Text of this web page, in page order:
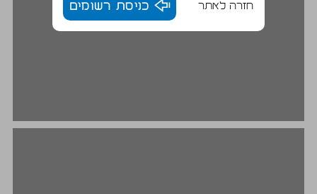
חזרה לאתר כניסת רשומים